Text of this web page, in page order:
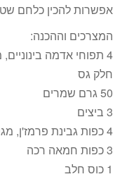
אפשרות להכין כלחם
המצרכים וההכנה:
4 תפוחי אדמה
חלק גס
50 גרם שמרים
3 ביצים
4 כפות גבינת פרמז'ן, מגוררת
3 כפות חמאה רכה
1 כוס חלב